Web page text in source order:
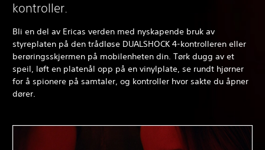
kontroller.
Bli en del av Ericas verden med nyskapende bruk av
styreplaten på den trådløse DUALSHOCK 4-kontrolleren eller
berøringsskjermen på mobilenheten din. Tørk dugg av et
speil, løft en platenål opp på en vinylplate, se rundt hjørner
for å spionere på samtaler, og kontroller hvor sakte du åpner
dører.